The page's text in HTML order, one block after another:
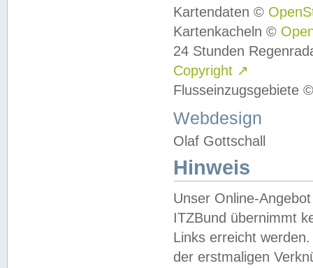
Kartendaten ©
Kartenkacheln ©
24 Stunden
Copyright ↗
Flusseinzugsgebiete
Webdesign
Olaf Gottschall
Hinweis
Unser Online-
ITZBund übernimmt
Links erreicht
der erstmaligen